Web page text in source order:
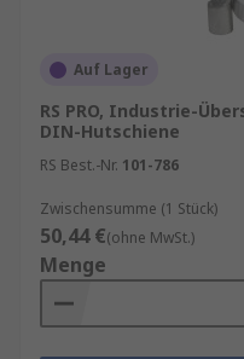
Auf Lager
RS PRO, Industrie-
DIN-Hutschiene
RS Best.-Nr. 101-786
Zwischensumme (1 Stück)
50,44 €(ohne MwSt.)
Menge